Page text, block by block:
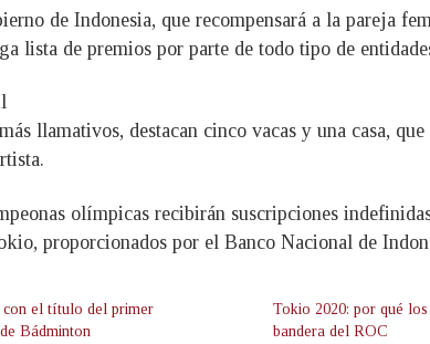
de Indonesia, que recompensará a la pareja
lista de premios por parte de todo tipo de
llamativos, destacan cinco vacas y una casa,
olímpicas recibirán suscripciones
proporcionados por el Banco Nacional de
con el título del primer
Bádminton
Tokio 2020: por qué
bandera del ROC